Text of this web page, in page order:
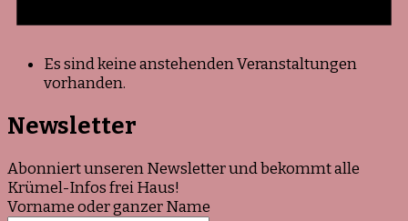
Es sind keine anstehenden Veranstaltungen
vorhanden.
Newsletter
Abonniert unseren Newsletter und bekommt alle
Krümel-Infos frei Haus!
Vorname oder ganzer Name